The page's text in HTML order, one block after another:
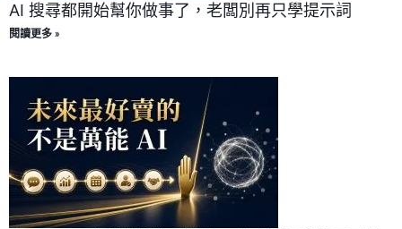
AI 搜尋都開始幫你做事了，老闆別再只學提示詞
閱讀更多 »